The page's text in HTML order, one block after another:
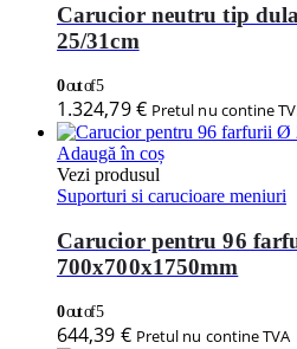
Carucior neutru tip
25/31cm
0out of 5
1.324,79€ Pretul nu contine
Adaugă în coș
Vezi produsul
Suporturi si carucioare meniuri
Carucior pentru 96
700x700x1750mm
0out of 5
644,39 € Pretul nu contine TVA